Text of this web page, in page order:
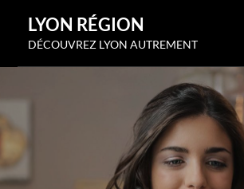
content
LYON RÉGION
DÉCOUVREZ LYON AUTREMENT